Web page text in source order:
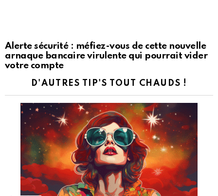
Alerte sécurité : méfiez-vous de cette nouvelle
arnaque bancaire virulente qui pourrait vider
votre compte
D'AUTRES TIP'S TOUT CHAUDS !